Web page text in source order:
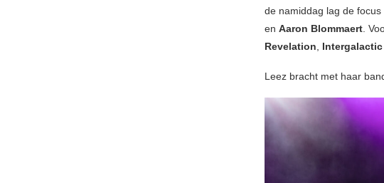
de namiddag lag de
en Aaron Blommaert.
Revelation,
Leez bracht met haar